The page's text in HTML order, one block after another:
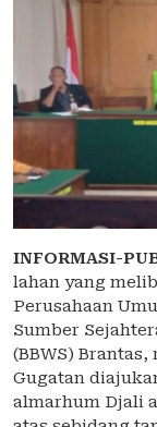
INFORMASI-
lahan yang
Perusahaan
Sumber
(BBWS)
Gugatan
almarhum Djali